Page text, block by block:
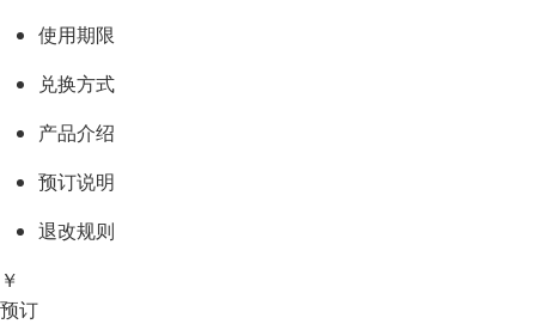
使用期限
兑换方式
产品介绍
预订说明
退改规则
￥
预订